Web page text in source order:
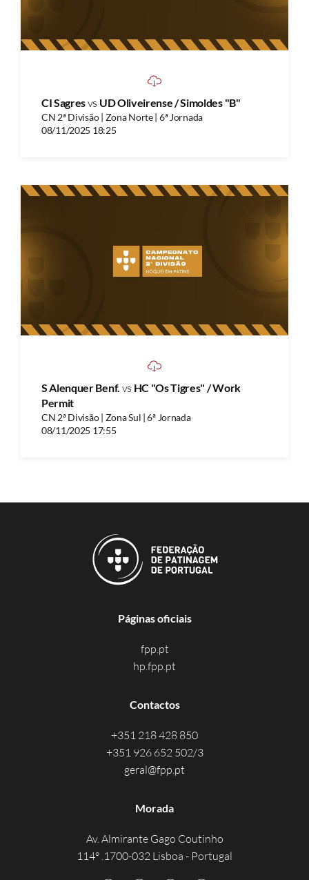
CI Sagresvs UD Oliveirense / Simoldes "B"
CN 2ª Divisão | Zona Norte | 6ª Jornada
08/11/2025 18:25
S Alenquer Benf. vs HC "Os Tigres" / Work
Permit
CN 2ª Divisão | Zona Sul | 6ª Jornada
08/11/2025 17:55
Páginas oficiais
fpp.pt
hp.fpp.pt
Contactos
+351 218 428 850
+351 926 652 502/3
geral@fpp.pt
Morada
Av. Almirante Gago Coutinho
114° .1700-032 Lisboa - Portugal